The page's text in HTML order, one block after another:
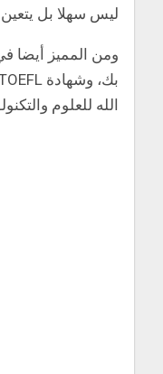
ليس سهلا بل
الله للعلوم